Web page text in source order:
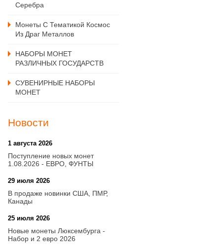
Серебра
Монеты С Тематикой Космос
Из Драг Металлов
НАБОРЫ МОНЕТ
РАЗЛИЧНЫХ ГОСУДАРСТВ
СУВЕНИРНЫЕ НАБОРЫ
МОНЕТ
Новости
1 августа 2026
Поступление новых монет
1.08.2026 - ЕВРО, ФУНТЫ
29 июля 2026
В продаже новинки США, ПМР,
Канады
25 июля 2026
Новые монеты Люксембурга -
Набор и 2 евро 2026